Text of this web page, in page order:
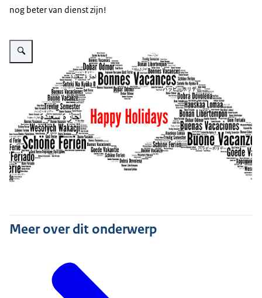
nog beter van dienst zijn!
Vergroot afbeelding Gezellige feestdagen!
Meer over dit onderwerp